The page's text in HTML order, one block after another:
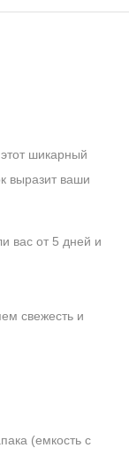
шикарный
выразит ваши
вас от 5 дней и
свежесть и
(емкость с